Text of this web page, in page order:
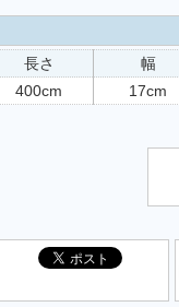
長さ
400cm
幅
17cm